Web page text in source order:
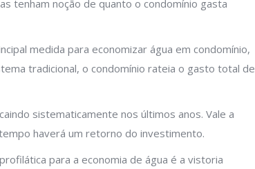
tenham noção de quanto o condomínio gasta
medida para economizar água em condomínio,
tradicional, o condomínio rateia o gasto total de
sistematicamente nos últimos anos. Vale a
haverá um retorno do investimento.
para a economia de água é a vistoria